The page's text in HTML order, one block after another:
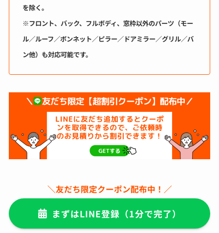
を除く。
※フロント、バック、フルボディ、窓枠以外のパーツ（モー
ル／ルーフ／ボンネット／ピラー／ドアミラー／グリル／バ
ン他）も対応可能です。
＼友だち限定クーポン配布中！／
まずはLINE登録 （1分で完了）